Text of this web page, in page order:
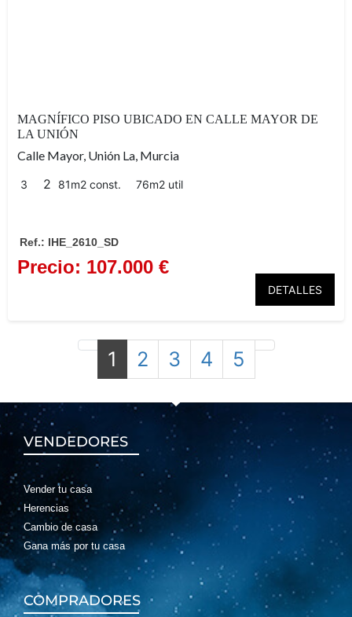
lista
para entrar a vivir
LUMINOSIDAD
IMPRESIONANTE
MAGNÍFICO PISO UBICADO EN CALLE MAYOR DE
LA UNIÓN
Calle Mayor, Unión La, Murcia
3 2 81m2 const. 76m2 util
Ref.: IHE_2610_SD
Precio: 107.000 €
DETALLES
1 2 3 4 5
VENDEDORES
Vender tu casa
Herencias
Cambio de casa
Gana más por tu casa
COMPRADORES